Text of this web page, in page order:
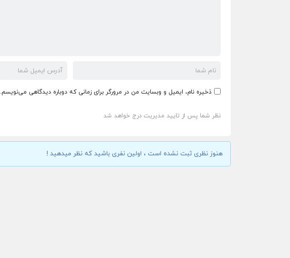
ذخیره نام، ایمیل و وبسایت من در مرورگر برای زمانی که دوباره دیدگاهی می‌نویسم.
نظر شما پس از تایید مدیریت درج خواهد شد
هنوز نظری ثبت نشده است ، اولین نفری باشید که نظر میدهید !